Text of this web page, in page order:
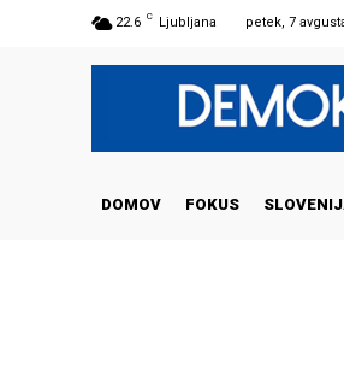
22.6 C Ljubljana petek, 7
DOMOV FOKUS